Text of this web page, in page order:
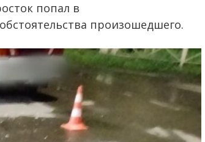
попал в
произошедшего.